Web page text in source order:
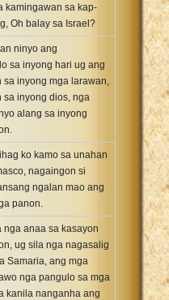
kamingawan sa kap-
Oh balay sa Israel?
ninyo ang
sa inyong hari ug ang
sa inyong mga larawan,
sa inyong dios, nga
alang sa inyong
ko kamo sa unahan
nagaingon si
ngalan mao ang
panon.
nga anaa sa kasayon
ug sila nga nagasalig
Samaria, ang mga
nga pangulo sa mga
kanila nanganha ang